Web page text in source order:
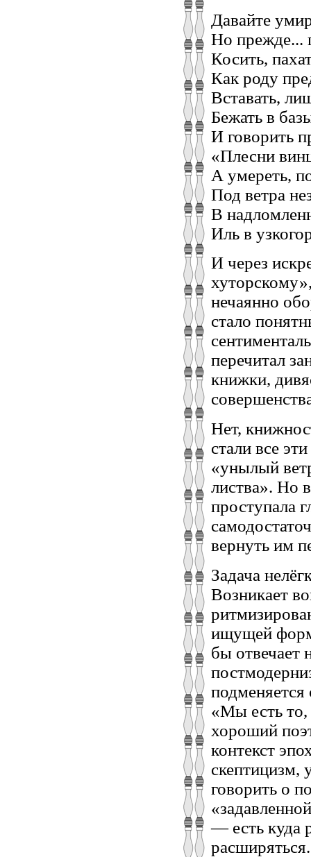
Давайте
Но прежде...
Косить,
Как роду
Вставать,
Бежать в
И говорить
«Плесни
А умереть,
Под ветра
В
Иль в
И через
нечаянно
стало
перечитал
книжки,
Нет,
стали все
«унылый
листва». Но
проступала
вернуть им
Задача
Возникает
ищущей
бы отвечает
«Мы есть то,
хороший
контекст
скептицизм,
говорить о
— есть куда
расширяться.